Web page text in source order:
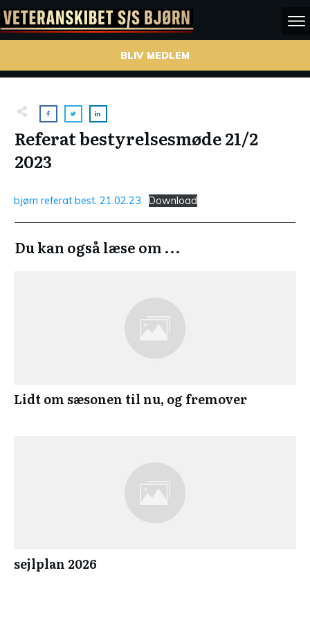
BLIV MEDLEM
Referat bestyrelsesmøde 21/2
2023
bjørn referat best. 21.02.23 Download
Du kan også læse om ...
Lidt om sæsonen til nu, og fremover
sejlplan 2026